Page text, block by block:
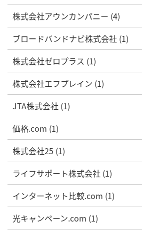
株式会社アウンカンパニー (4)
ブロードバンドナビ株式会社 (1)
株式会社ゼロプラス (1)
株式会社エフプレイン (1)
JTA株式会社 (1)
価格.com (1)
株式会社25 (1)
ライフサポート株式会社 (1)
インターネット比較.com (1)
光キャンペーン.com (1)